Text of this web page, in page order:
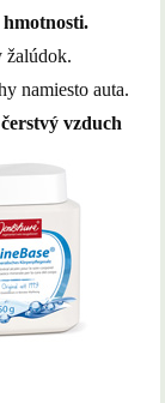
hmotnosti.
žalúdok.
namiesto auta.
čerstvý vzduch